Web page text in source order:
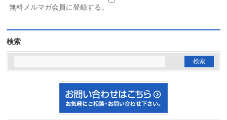
無料メルマガ会員に登録する。
検索